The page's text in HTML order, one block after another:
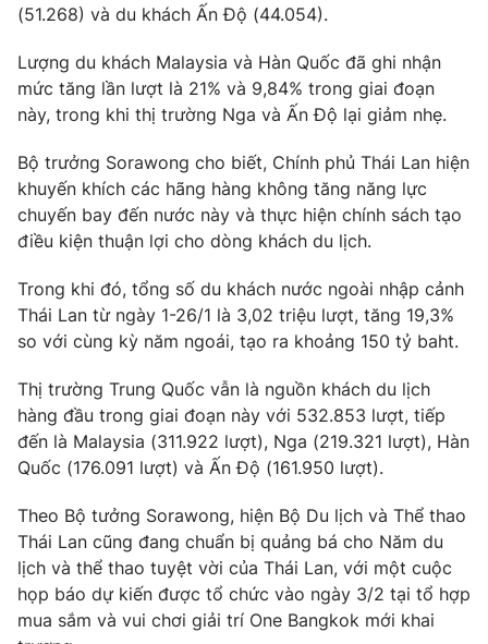
Thị trường
Tư vấn
Lịch phát sóng
Chuyên mục khác
Photo Infographic
VTV Money VTV Thể thao
VTV Sức khoẻ Bất động sản
Thị trường 24h Tấm lòng Việt
VTV4 Vươn mình bằng AI
VTV9 VTV8
(51.268) và du khách Ấn Độ (44.054).
Lượng du khách Malaysia và Hàn Quốc đã ghi nhận
mức tăng lần lượt là 21% và 9,84% trong giai đoạn
này, trong khi thị trường Nga và Ấn Độ lại giảm nhẹ.
Bộ trưởng Sorawong cho biết, Chính phủ Thái Lan hiện
khuyến khích các hãng hàng không tăng năng lực
chuyến bay đến nước này và thực hiện chính sách tạo
điều kiện thuận lợi cho dòng khách du lịch.
Trong khi đó, tổng số du khách nước ngoài nhập cảnh
Thái Lan từ ngày 1-26/1 là 3,02 triệu lượt, tăng 19,3%
so với cùng kỳ năm ngoái, tạo ra khoảng 150 tỷ baht.
Thị trường Trung Quốc vẫn là nguồn khách du lịch
hàng đầu trong giai đoạn này với 532.853 lượt, tiếp
đến là Malaysia (311.922 lượt), Nga (219.321 lượt), Hàn
Quốc (176.091 lượt) và Ấn Độ (161.950 lượt).
Theo Bộ tưởng Sorawong, hiện Bộ Du lịch và Thể thao
Thái Lan cũng đang chuẩn bị quảng bá cho Năm du
lịch và thể thao tuyệt vời của Thái Lan, với một cuộc
họp báo dự kiến được tổ chức vào ngày 3/2 tại tổ hợp
mua sắm và vui chơi giải trí One Bangkok mới khai